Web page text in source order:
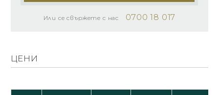
Или се свържете с нас 0700 18 017
ЦЕНИ